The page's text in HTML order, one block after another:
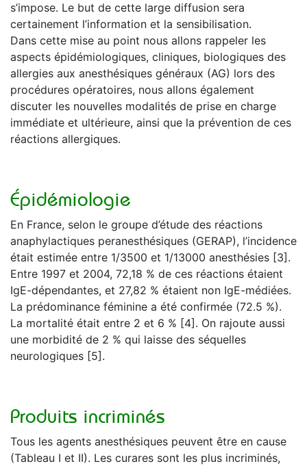
s’impose. Le but de cette large diffusion sera
certainement l’information et la sensibilisation.
Dans cette mise au point nous allons rappeler les
aspects épidémiologiques, cliniques, biologiques des
allergies aux anesthésiques généraux (AG) lors des
procédures opératoires, nous allons également
discuter les nouvelles modalités de prise en charge
immédiate et ultérieure, ainsi que la prévention de ces
réactions allergiques.
Épidémiologie
En France, selon le groupe d’étude des réactions
anaphylactiques peranesthésiques (GERAP), l’incidence
était estimée entre 1/3500 et 1/13000 anesthésies [3].
Entre 1997 et 2004, 72,18 % de ces réactions étaient
IgE-dépendantes, et 27,82 % étaient non IgE-médiées.
La prédominance féminine a été confirmée (72.5 %).
La mortalité était entre 2 et 6 % [4]. On rajoute aussi
une morbidité de 2 % qui laisse des séquelles
neurologiques [5].
Produits incriminés
Tous les agents anesthésiques peuvent être en cause
(Tableau I et II). Les curares sont les plus incriminés,